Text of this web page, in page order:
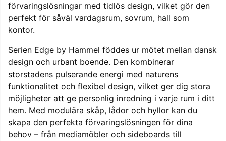
förvaringslösningar med tidlös design, vilket gör den
perfekt för såväl vardagsrum, sovrum, hall som
kontor.
Serien Edge by Hammel föddes ur mötet mellan dansk
design och urbant boende. Den kombinerar
storstadens pulserande energi med naturens
funktionalitet och flexibel design, vilket ger dig stora
möjligheter att ge personlig inredning i varje rum i ditt
hem. Med modulära skåp, lådor och hyllor kan du
skapa den perfekta förvaringslösningen för dina
behov – från mediamöbler och sideboards till